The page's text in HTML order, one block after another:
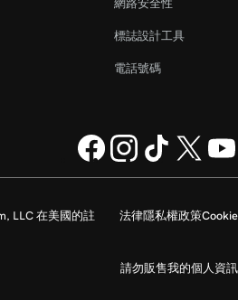
網路安全性
標誌設計工具
電話號碼
法律隱私權政策Cookie
請勿販售我的個人資訊
LLC 在美國的註